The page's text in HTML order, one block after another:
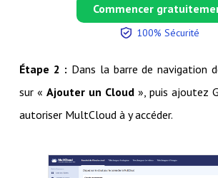
Commencer
100% Sécurité
Étape 2 : Dans la barre de navigation
sur « Ajouter un Cloud », puis ajoutez
autoriser MultCloud à y accéder.